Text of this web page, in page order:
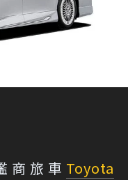
商旅車 Toyota